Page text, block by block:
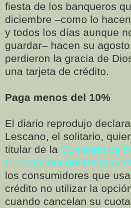
fiesta de los banqueros
diciembre –como lo
y todos los días aunque
guardar– hacen su
perdieron la gracia de
una tarjeta de crédito.
Paga menos del 10%
El diario reprodujo
Lescano, el solitario,
titular de la Comisión de
Consumidor del
los consumidores que
crédito no utilizar la
cuando cancelan su